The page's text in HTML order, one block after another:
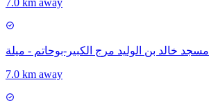
7.0 km away
مسجد خالد بن الوليد مرج الكبير-بوحاتم - ميلة
7.0 km away